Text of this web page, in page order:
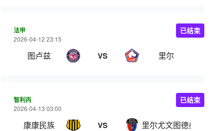
法甲
2026-04-12 23:15
图卢兹 VS 里尔
已结束
智利丙
2026-04-13 03:00
康康民族 VS 里尔尤文图德桑河
已结束